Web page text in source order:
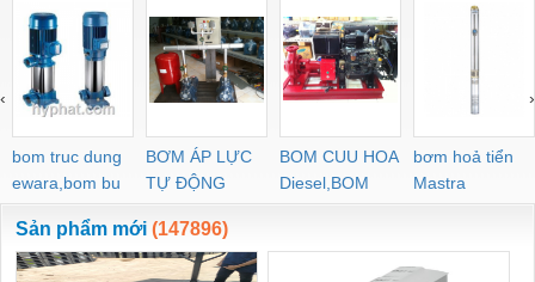
bom truc dung
ewara,bom bu
ewara
BƠM ÁP LỰC
TỰ ĐỘNG
BOM CUU HOA
Diesel,BOM
CHUA CHAY
bơm hoả tiển
Mastra
‹ ›
Sản phẩm mới (147896)